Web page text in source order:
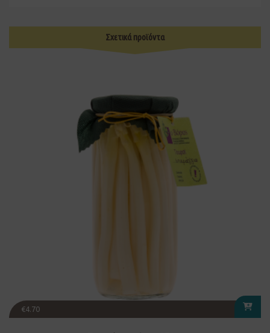
Σχετικά προϊόντα
€4.70